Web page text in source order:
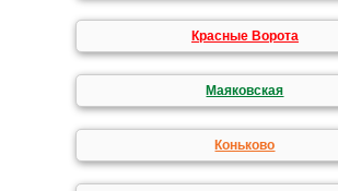
Красные Ворота
Маяковская
Коньково